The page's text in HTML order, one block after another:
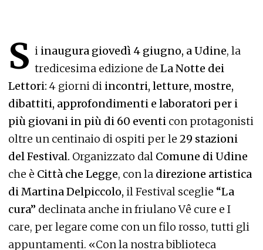
S i inaugura giovedì 4 giugno, a Udine, la
tredicesima edizione de La Notte dei
Lettori: 4 giorni di incontri, letture, mostre,
dibattiti, approfondimenti e laboratori per i
più giovani in più di 60 eventi con protagonisti
oltre un centinaio di ospiti per le 29 stazioni
del Festival. Organizzato dal Comune di Udine
che è Città che Legge, con la direzione artistica
di Martina Delpiccolo, il Festival sceglie “La
cura” declinata anche in friulano Vê cure e I
care, per legare come con un filo rosso, tutti gli
appuntamenti. «Con la nostra biblioteca